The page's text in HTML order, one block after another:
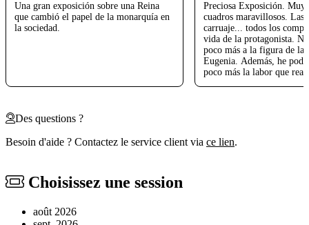
Una gran exposición sobre una Reina
que cambió el papel de la monarquía en
la sociedad.
Preciosa Exposición. Muy
cuadros maravillosos. Las
carruaje... todos los
vida de la protagonista.
poco más a la figura de la
Eugenia. Además, he
poco más la labor que
Des questions ?
Besoin d'aide ? Contactez le service client via ce lien.
Choisissez une session
août 2026